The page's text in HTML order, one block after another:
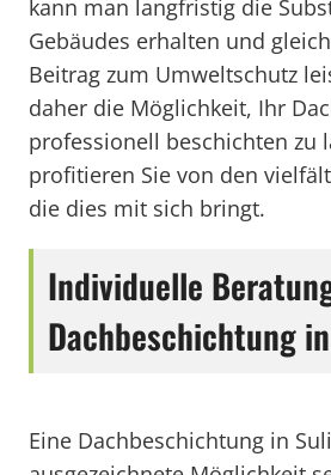
kann man langfristig die
Gebäudes erhalten und
Beitrag zum Umweltschutz
daher die Möglichkeit, Ihr
professionell beschichten zu
profitieren Sie von den
die dies mit sich bringt.
Individuelle
Dachbeschichtung
Eine Dachbeschichtung in